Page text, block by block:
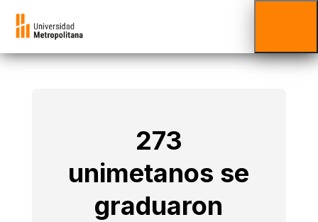
273
unimetanos se
graduaron